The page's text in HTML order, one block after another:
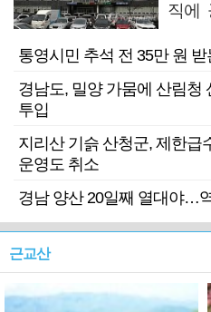
직에
통영시민 추석 전 35만 원 받
경남도, 밀양 가뭄에 산림청
투입
지리산 기슭 산청군, 제한급
운영도 취소
경남 양산 20일째 열대야…
근교산